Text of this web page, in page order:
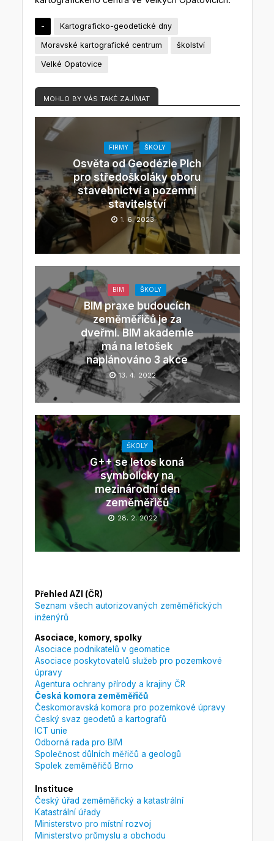
- Kartograficko-geodetické dny
Moravské kartografické centrum školství
Velké Opatovice
MOHLO BY VÁS TAKÉ ZAJÍMAT
FIRMY ŠKOLY
Osvěta od Geodézie Plch
pro středoškoláky oboru
stavebnictví a pozemní
stavitelství
1. 6. 2023
BIM ŠKOLY
BIM praxe budoucích
zeměměřičů je za
dveřmi. BIM akademie
má na letošek
naplánováno 3 akce
13. 4. 2022
ŠKOLY
G++ se letos koná
symbolicky na
mezinárodní den
zeměměřičů
28. 2. 2022
Přehled AZI (ČR)
Seznam všech autorizovaných zeměměřických
inženýrů
Asociace, komory, spolky
Asociace podnikatelů v geomatice
Asociace poskytovatelů služeb pro pozemkové
úpravy
Agentura ochrany přírody a krajiny ČR
Česká komora zeměměřičů
Českomoravská komora pro pozemkové úpravy
Český svaz geodetů a kartografů
ICT unie
Odborná rada pro BIM
Společnost důlních měřičů a geologů
Spolek zeměměřičů Brno
Instituce
Český úřad zeměměřický a katastrální
Katastrální úřady
Ministerstvo pro místní rozvoj
Ministerstvo průmyslu a obchodu